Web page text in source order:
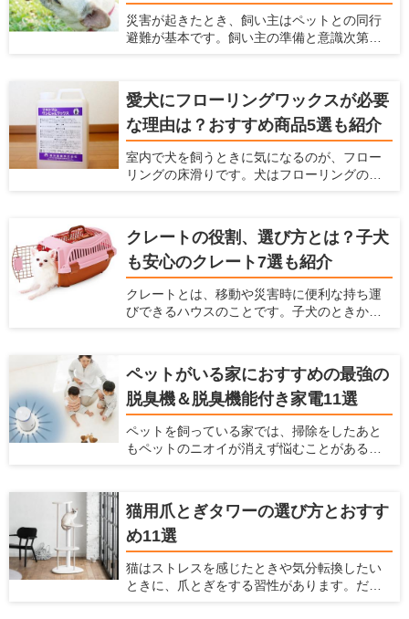
いという飼い主さんも多いと思います。そこ
で今回は、ペット用バリカンの選び方とス
ムーズに足裏や顔の毛をケアできるおすすめ
災害が起きたとき、飼い主はペットとの同行
避難が基本です。飼い主の準備と意識次第
どんな防災グッズを用意しておけばよいで
しょうか。 愛犬の安全と健康を守るため、ラ
イフラインの停止を想定して、今から必要な
防災グッズを備蓄しておきましょう。ここで
は、避難生活に必要なアイテムリストとおす
すめの防災グッズを紹介します。
愛犬にフローリングワックスが必要
な理由は？おすすめ商品5選も紹介
室内で犬を飼うときに気になるのが、フロー
リングの床滑りです。犬はフローリングの上
間で過ごしたいなら、ペット対応可のフロー
リングワックスがおすすめです。床に塗るだ
けで滑り止めやキズ防止効果が得られます。
この記事では、フローリングワックスを選ぶ
ポイントとフロアコーティングとの違い、お
すすめ商品5つを紹介します。
クレートの役割、選び方とは？子犬
も安心のクレート7選も紹介
クレートとは、移動や災害時に便利な持ち運
びできるハウスのことです。子犬のときから
は、クレートの使い方と選び方を紹介すると
ともに、素材別おすすめ商品を7つピックアッ
プして紹介します。
ペットがいる家におすすめの最強の
脱臭機＆脱臭機能付き家電11選
ペットを飼っている家では、掃除をしたあと
もペットのニオイが消えず悩むことがあるか
屋のニオイを大きく減らすことができます。
ただ脱臭機を選ぶときには、どれを選べばい
いかわからないことも多いです。今回は、
ペットがいる家で脱臭機を置くとよい理由
や、どうやって選ぶべきか、おすすめの脱臭
機と脱臭機能付き家電を紹介するので参考に
猫用爪とぎタワーの選び方とおすす
め11選
猫はストレスを感じたときや気分転換したい
ときに、爪とぎをする習性があります。だか